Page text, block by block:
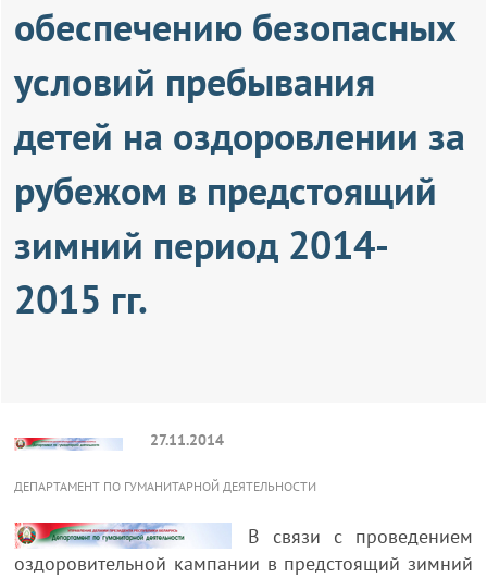
обеспечению безопасных
условий пребывания
детей на оздоровлении за
рубежом в предстоящий
зимний период 2014-
2015 гг.
27.11.2014
ДЕПАРТАМЕНТ ПО ГУМАНИТАРНОЙ ДЕЯТЕЛЬНОСТИ
В связи с проведением
оздоровительной кампании в предстоящий зимний